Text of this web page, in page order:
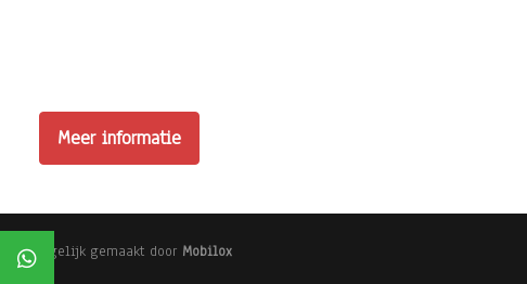
Neem contact op met de verkoper voor aanvullende vragen.
Meer informatie
Mogelijk gemaakt door Mobilox